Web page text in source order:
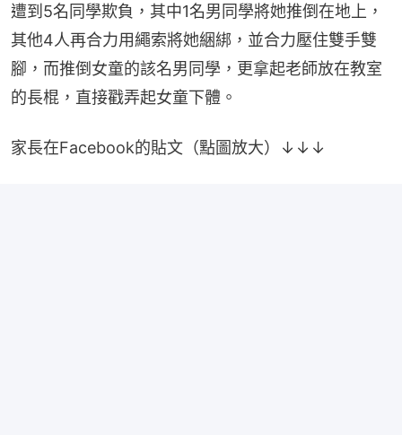
遭到5名同學欺負，其中1名男同學將她推倒在地上，
其他4人再合力用繩索將她綑綁，並合力壓住雙手雙
腳，而推倒女童的該名男同學，更拿起老師放在教室
的長棍，直接戳弄起女童下體。
家長在Facebook的貼文（點圖放大）↓↓↓